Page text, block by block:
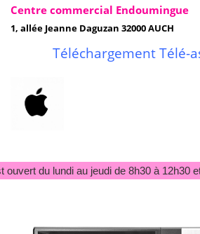
Centre commercial Endoumingue
1, allée Jeanne Daguzan 32000 AUCH
Téléchargement Télé-
ouvert du lundi au jeudi de 8h30 à 12h30